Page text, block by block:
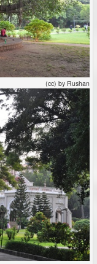
(cc) by Rushan